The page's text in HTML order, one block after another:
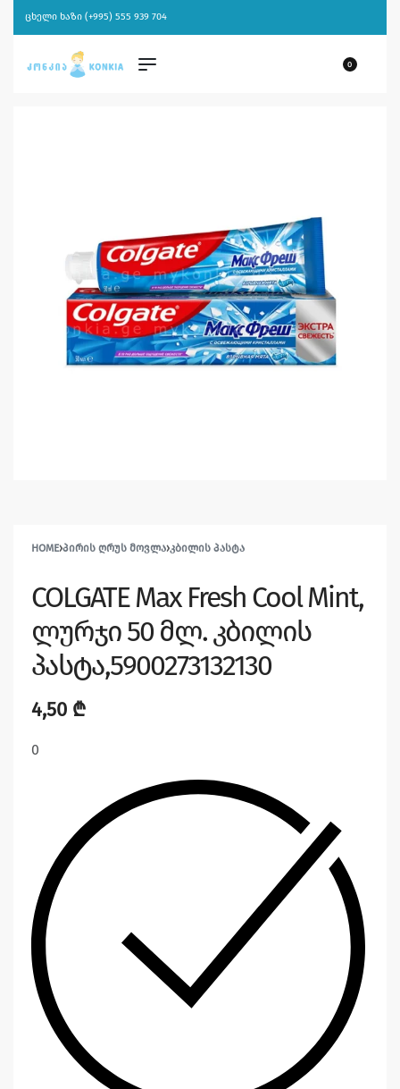
ცხელი ხაზი (+995) 555 939 704
0
HOME›ᲞᲘᲠᲘᲡ ᲦᲠᲣᲡ ᲛᲝᲕᲚᲐ›ᲙᲑᲘᲚᲘᲡ ᲞᲐᲡᲢᲐ
COLGATE Max Fresh Cool Mint,
ლურჯი 50 მლ. კბილის
პასტა,5900273132130
4,50 ₾
0